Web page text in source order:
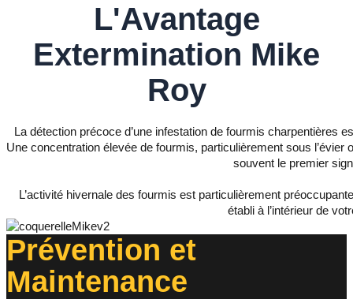
L'Avantage
Extermination Mike
Roy
La détection précoce d’une infestation de fourmis charpentières
Une concentration élevée de fourmis, particulièrement sous
souvent le premier
L’activité hivernale des fourmis est particulièrement
établi à l’intérieur de
Prévention et
Maintenance